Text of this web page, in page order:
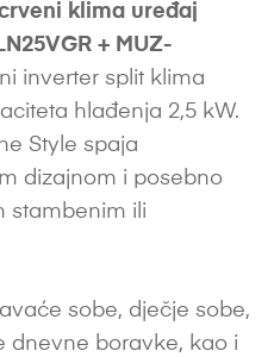
crveni klima uređaj
+ MUZ-
inverter split klima
hlađenja 2,5 kW.
Style spaja
dizajnom i posebno
stambenim ili
sobe, dječje sobe,
dnevne boravke, kao i